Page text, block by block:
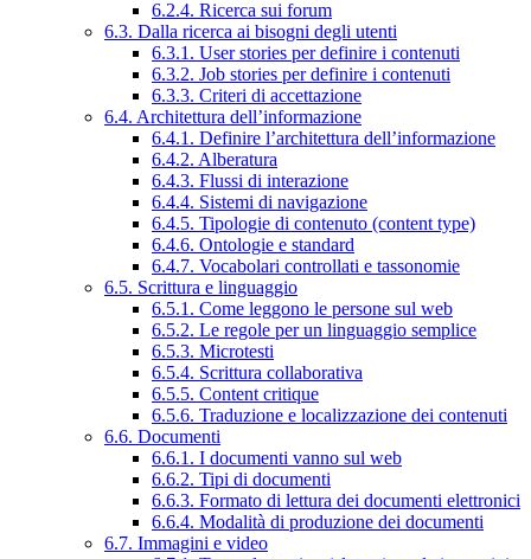
6.2.4. Ricerca sui forum
6.3. Dalla ricerca ai bisogni degli utenti
6.3.1. User stories per definire i contenuti
6.3.2. Job stories per definire i contenuti
6.3.3. Criteri di accettazione
6.4. Architettura dell’informazione
6.4.1. Definire l’architettura dell’informazione
6.4.2. Alberatura
6.4.3. Flussi di interazione
6.4.4. Sistemi di navigazione
6.4.5. Tipologie di contenuto (content type)
6.4.6. Ontologie e standard
6.4.7. Vocabolari controllati e tassonomie
6.5. Scrittura e linguaggio
6.5.1. Come leggono le persone sul web
6.5.2. Le regole per un linguaggio semplice
6.5.3. Microtesti
6.5.4. Scrittura collaborativa
6.5.5. Content critique
6.5.6. Traduzione e localizzazione dei contenuti
6.6. Documenti
6.6.1. I documenti vanno sul web
6.6.2. Tipi di documenti
6.6.3. Formato di lettura dei documenti elettronici
6.6.4. Modalità di produzione dei documenti
6.7. Immagini e video